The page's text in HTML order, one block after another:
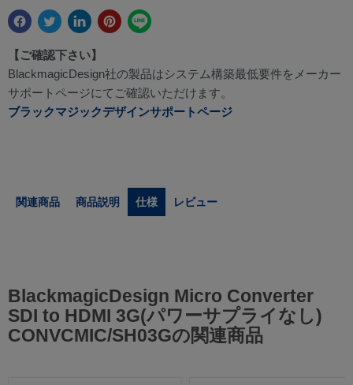
【ご確認下さい】
BlackmagicDesign社の製品はシステム構築最低要件をメーカー
サポートページにてご確認いただけます。
ブラックマジックデザインサポートページ
関連商品 商品説明 仕様 レビュー
BlackmagicDesign Micro Converter
SDI to HDMI 3G(パワーサプライなし)
CONVCMIC/SH03Gの関連商品